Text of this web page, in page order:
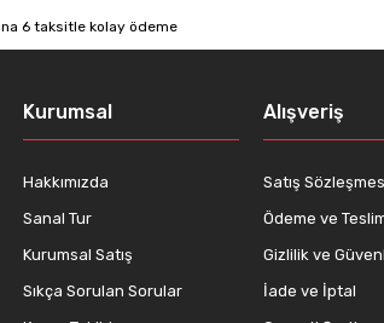
bilgiler bulunuyor.
daha pahalı.
Kurumsal
Hakkımızda
Sanal Tur
Kurumsal Satış
Sıkça Sorulan Sorular
Alışveriş
Satış
Ödeme ve
Gizlilik ve
İade ve İptal